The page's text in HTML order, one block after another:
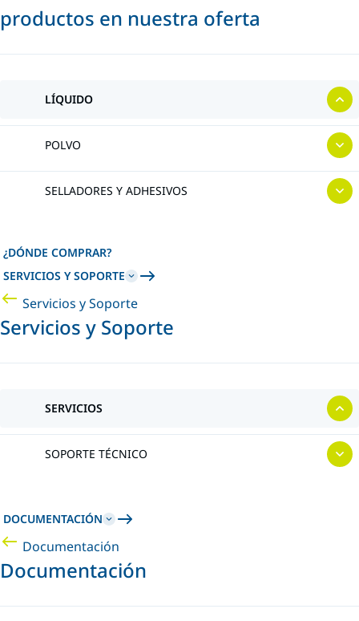
productos en nuestra oferta
LÍQUIDO
POLVO
SELLADORES Y ADHESIVOS
¿DÓNDE COMPRAR?
SERVICIOS Y SOPORTE
Servicios y Soporte
Servicios y Soporte
SERVICIOS
SOPORTE TÉCNICO
DOCUMENTACIÓN
Documentación
Documentación